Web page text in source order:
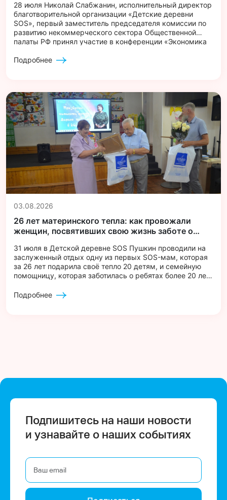
28 июля Николай Слабжанин, исполнительный директор
благотворительной организации «Детские деревни
SOS», первый заместитель председателя комиссии по
развитию некоммерческого сектора Общественной
палаты РФ принял участие в конференции «Экономика
помощь, но и в будущее». Мероприятие прошло на
Подробнее
03.08.2026
26 лет материнского тепла: как провожали
женщин, посвятивших свою жизнь заботе о
31 июля в Детской деревне SOS Пушкин проводили на
заслуженный отдых одну из первых SOS-мам, которая
за 26 лет подарила своё тепло 20 детям, и семейную
помощницу, которая заботилась о ребятах более 20 лет.
друзья и партнёры нашей благотворительной
Подробнее
Подпишитесь на наши новости
и узнавайте о наших событиях